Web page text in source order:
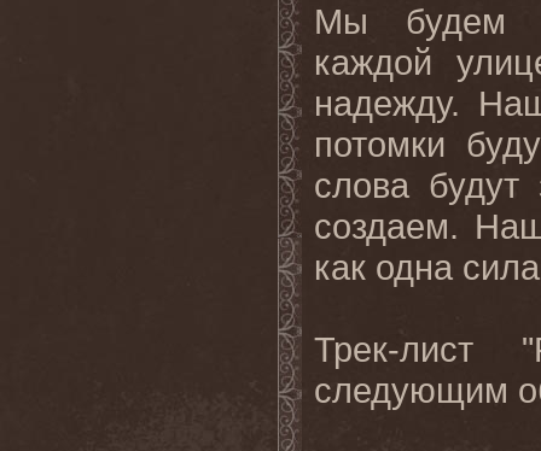
Мы будем
каждой
надежду.
потомки
слова
создаем.
как одна
Трек-лист
следующим